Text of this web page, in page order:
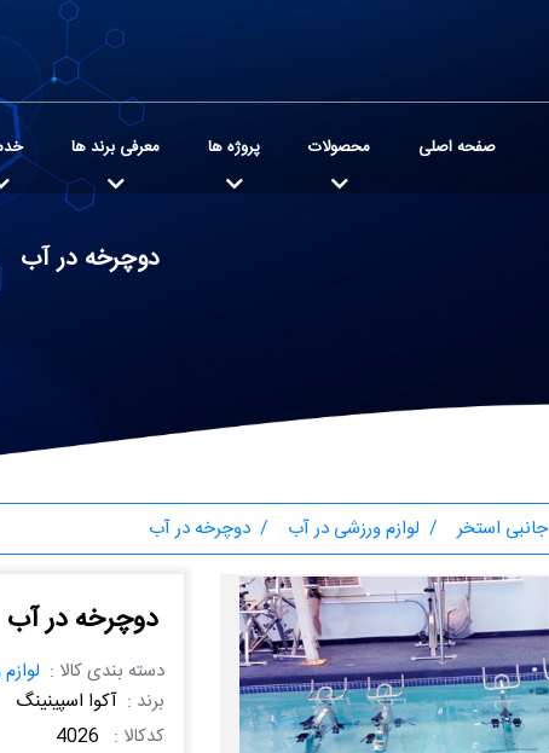
صفحه اصلی محصولات پروژه ها معرفی برند ها
دوچرخه در آب
استخر لوازم ورزشی در آب دوچرخه در آب
دوچرخه در آب
دسته بندی کالا :
برند : آکوا اسپینینگ
کدکالا : 4026